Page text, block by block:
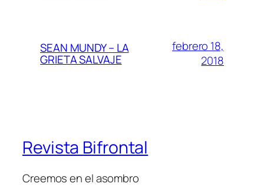
SEAN MUNDY – LA
GRIETA SALVAJE
febrero 18,
2018
Revista Bifrontal
Creemos en el asombro